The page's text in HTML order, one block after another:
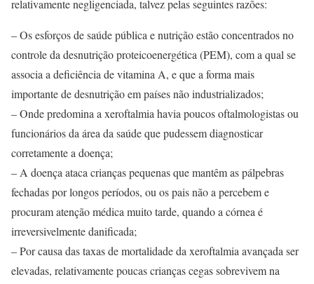
relativamente negligenciada, talvez pelas seguintes razões:
– Os esforços de saúde pública e nutrição estão concentrados no
controle da desnutrição proteicoenergética (PEM), com a qual se
associa a deficiência de vitamina A, e que a forma mais
importante de desnutrição em países não industrializados;
– Onde predomina a xeroftalmia havia poucos oftalmologistas ou
funcionários da área da saúde que pudessem diagnosticar
corretamente a doença;
– A doença ataca crianças pequenas que mantêm as pálpebras
fechadas por longos períodos, ou os pais não a percebem e
procuram atenção médica muito tarde, quando a córnea é
irreversivelmente danificada;
– Por causa das taxas de mortalidade da xeroftalmia avançada ser
elevadas, relativamente poucas crianças cegas sobrevivem na